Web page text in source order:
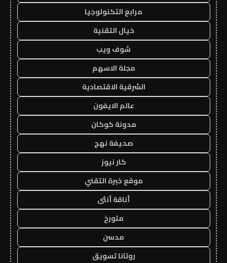
مرابع التكنولوجيا
خيال التقنية
شوف ويب
مجلة الاسهم
الشرقية الاقتصادية
عالم الايفون
مدونة كوكان
صحيفة نهج
كار نيوز
موقع خبرة التقني
أناقة أنثى
متورخ
مدسن
روتانا تسويق